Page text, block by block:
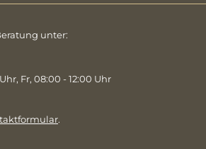
unter:
Fr, 08:00 - 12:00 Uhr
.